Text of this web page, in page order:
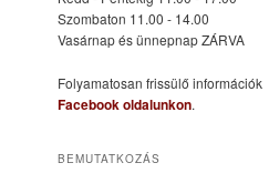
tartalomra
tartalomra
Szombaton 11.00 - 14.00
Vasárnap és ünnepnap ZÁRVA
Folyamatosan frissülő információk
Facebook oldalunkon.
BEMUTATKOZÁS